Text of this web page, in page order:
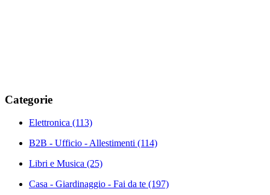
Categorie
Elettronica (113)
B2B - Ufficio - Allestimenti (114)
Libri e Musica (25)
Casa - Giardinaggio - Fai da te (197)